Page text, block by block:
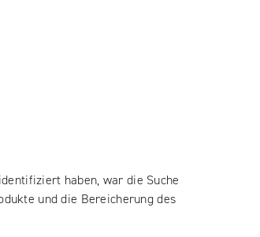
haben, war die Suche
und die Bereicherung des